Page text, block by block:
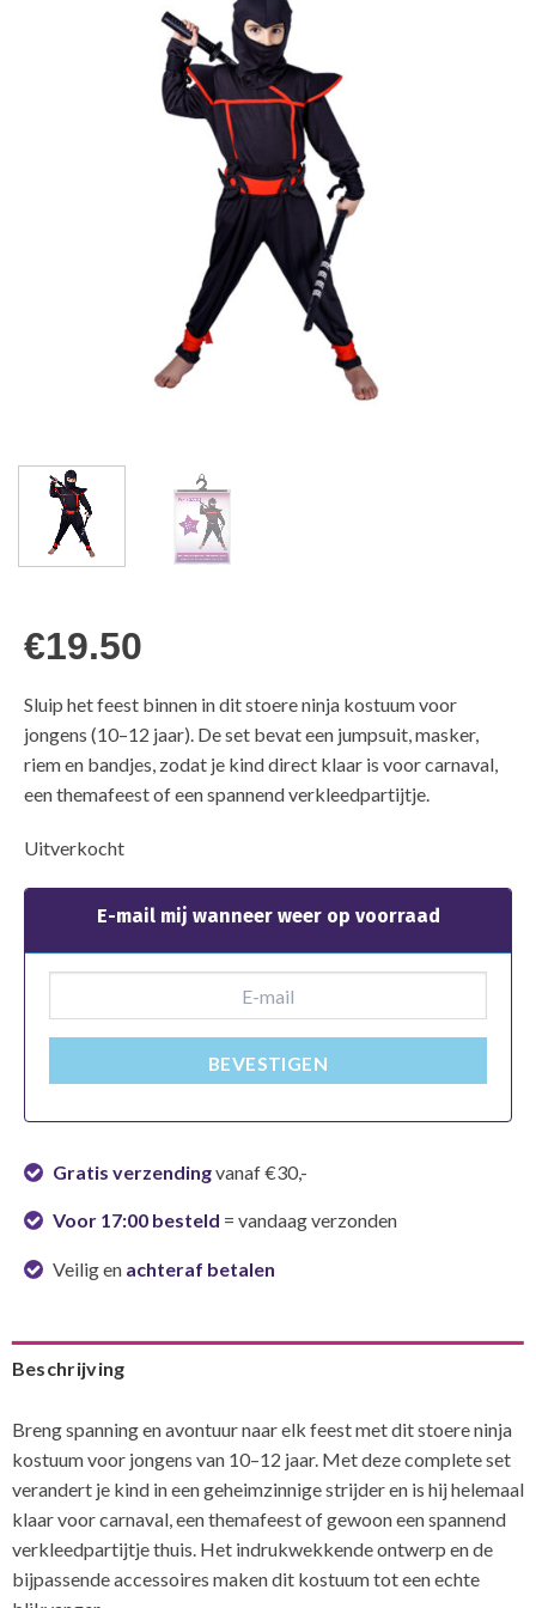
€19.50
Sluip het feest binnen in dit stoere ninja kostuum voor
jongens (10–12 jaar). De set bevat een jumpsuit, masker,
riem en bandjes, zodat je kind direct klaar is voor carnaval,
een themafeest of een spannend verkleedpartijtje.
Uitverkocht
E-mail mij wanneer weer op voorraad
BEVESTIGEN
Gratis verzendingvanaf €30,-
Voor 17:00 besteld = vandaag verzonden
Veilig en achteraf betalen
Beschrijving
Breng spanning en avontuur naar elk feest met dit stoere ninja
kostuum voor jongens van 10–12 jaar. Met deze complete set
verandert je kind in een geheimzinnige strijder en is hij helemaal
klaar voor carnaval, een themafeest of gewoon een spannend
verkleedpartijtje thuis. Het indrukwekkende ontwerp en de
bijpassende accessoires maken dit kostuum tot een echte